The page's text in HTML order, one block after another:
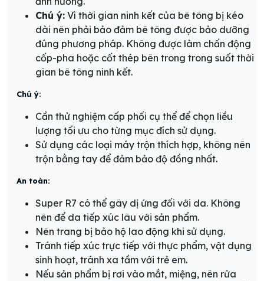
Chú ý: Vì thời gian ninh kết của bê tông bị kéo
dài nên phải bảo đảm bê tông được bảo dưỡng
đúng phương pháp. Không được làm chấn động
cốp-pha hoặc cốt thép bên trong trong suốt thời
gian bê tông ninh kết.
Chú ý:
Cần thử nghiệm cấp phối cụ thể để chọn liều
lượng tối ưu cho từng mục đích sử dụng.
Sử dụng các loại máy trộn thích hợp, không nên
trộn bằng tay để đảm bảo độ đồng nhất.
An toàn:
Super R7 có thể gây dị ứng đối với da. Không
nên để da tiếp xúc lâu với sản phẩm.
Nên trang bị bảo hộ lao động khi sử dụng.
Tránh tiếp xúc trực tiếp với thực phẩm, vật dụng
sinh hoạt, tránh xa tầm với trẻ em.
Nếu sản phẩm bị rơi vào mắt, miệng, nên rửa